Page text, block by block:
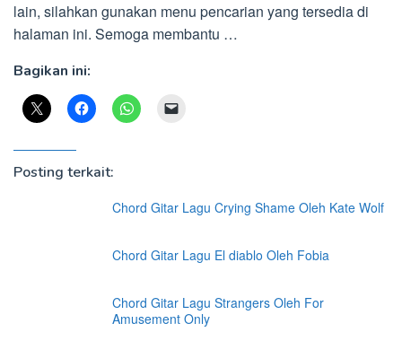
lain, silahkan gunakan menu pencarian yang tersedia di
halaman ini. Semoga membantu …
Bagikan ini:
Posting terkait:
Chord Gitar Lagu Crying Shame Oleh Kate Wolf
Chord Gitar Lagu El diablo Oleh Fobia
Chord Gitar Lagu Strangers Oleh For
Amusement Only